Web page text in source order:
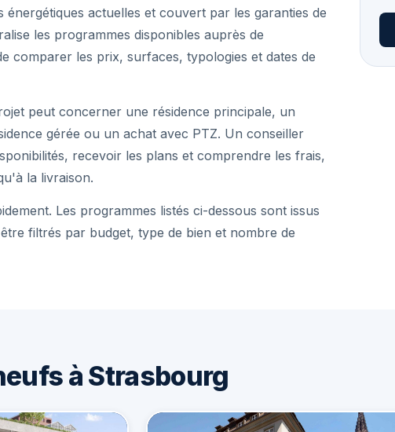
actuelles et couvert par les garanties de
les programmes disponibles auprès de
comparer les prix, surfaces, typologies et dates de
peut concerner une résidence principale, un
gérée ou un achat avec PTZ. Un conseiller
recevoir les plans et comprendre les frais,
la livraison.
Les programmes listés ci-dessous sont issus
filtrés par budget, type de bien et nombre de
à Strasbourg